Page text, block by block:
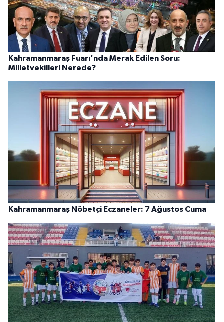
Kahramanmaraş Fuarı'nda Merak Edilen Soru:
Milletvekilleri Nerede?
Kahramanmaraş Nöbetçi Eczaneler: 7 Ağustos Cuma